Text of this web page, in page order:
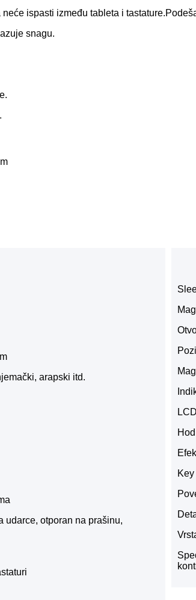
ispasti između tableta i
snagu.
arapski itd.
udarce, otporan na prašinu,